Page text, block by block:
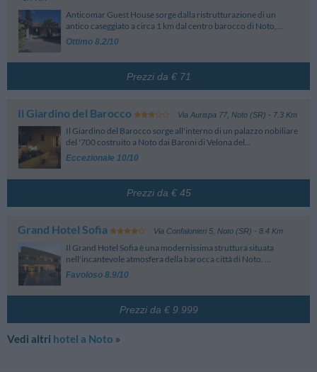
In caso di cancellazione oltre tale termine, o in caso di mancato arrivo in
hotel, verrà addebitato l'importo della prima notte.
Nessun pagamento anticipato, il pagamento di questa camera avverrà
direttamente in hotel.
Importante: questi indicati sono i termini di prenotazione standard e
possono variare in base al periodo di soggiorno, alle camere e alle tariffe
Anticomar Guest House sorge dalla ristrutturazione di un
antico caseggiato a circa 1 km dal centro barocco di Noto,...
Ottimo 8.2/10
Prezzi da € 71
Il Giardino del Barocco Via Aurispa 77, Noto (SR) - 7.3 Km
Il Giardino del Barocco sorge all'interno di un palazzo nobiliare
del '700 costruito a Noto dai Baroni di Velona del...
Eccezionale 10/10
Prezzi da € 45
Grand Hotel Sofia Via Confalonieri 5, Noto (SR) - 8.4 Km
Il Grand Hotel Sofia è una modernissima struttura situata
nell'incantevole atmosfera della barocca città di Noto. ...
Favoloso 8.9/10
Prezzi da € 9.999
Vedi altri hotel a Noto »